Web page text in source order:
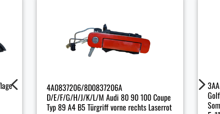
4A0837206/8D0837206A
D/E/F/G/H/J/K/L/M Audi 80 90 100 Coupe
Typ 89 A4 B5 Türgriff vorne rechts Laserrot
4 5